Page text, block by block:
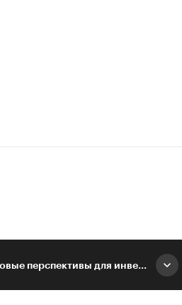
Возрождение рынка IPO в США: новые перспективы для инвесторов